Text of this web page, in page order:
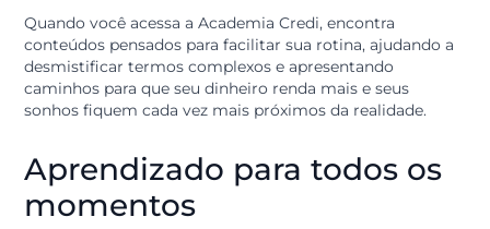
cooperado, a credi&gente disponibilizaa
Essa plataforma é o nosso portal de conhecimento,
criado para ser um espaço onde você encontra
orientações práticas sobre diversos temas do mundo
financeiro e do cooperativismo.
A proposta é simples: oferecer informação de
de forma gratuita e acessível para todos. Aqui,
acreditamos que a educação financeira é a base para a